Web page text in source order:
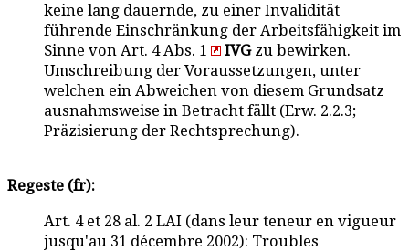
keine lang dauernde, zu einer Invalidität
führende Einschränkung der Arbeitsfähigkeit im
Sinne von Art. 4 Abs. 1
IVGzu bewirken.
Umschreibung der Voraussetzungen, unter
welchen ein Abweichen von diesem Grundsatz
ausnahmsweise in Betracht fällt (Erw. 2.2.3;
Präzisierung der Rechtsprechung).
Regeste (fr):
Art. 4 et 28 al. 2 LAI (dans leur teneur en vigueur
jusqu'au 31 décembre 2002): Troubles